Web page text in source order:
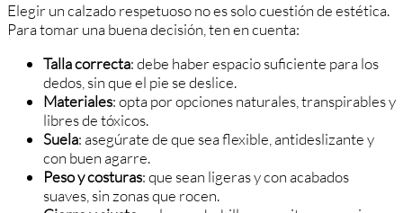
Elegir un calzado respetuoso no es solo cuestión de estética.
Para tomar una buena decisión, ten en cuenta:
Talla correcta: debe haber espacio suficiente para los
dedos, sin que el pie se deslice.
Materiales: opta por opciones naturales, transpirables y
libres de tóxicos.
Suela: asegúrate de que sea flexible, antideslizante y
con buen agarre.
Peso y costuras: que sean ligeras y con acabados
suaves, sin zonas que rocen.